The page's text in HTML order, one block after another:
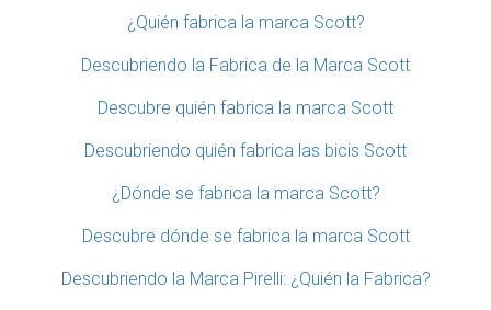
¿Quién fabrica la marca Scott?
Descubriendo la Fabrica de la Marca Scott
Descubre quién fabrica la marca Scott
Descubriendo quién fabrica las bicis Scott
¿Dónde se fabrica la marca Scott?
Descubre dónde se fabrica la marca Scott
Descubriendo la Marca Pirelli: ¿Quién la Fabrica?